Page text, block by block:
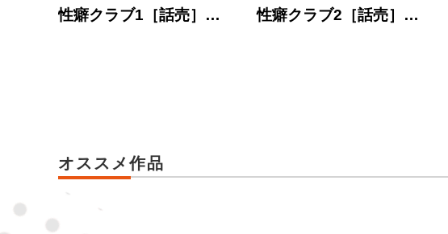
性癖クラブ1［話売］… 性癖クラブ2［話売］…
オススメ作品